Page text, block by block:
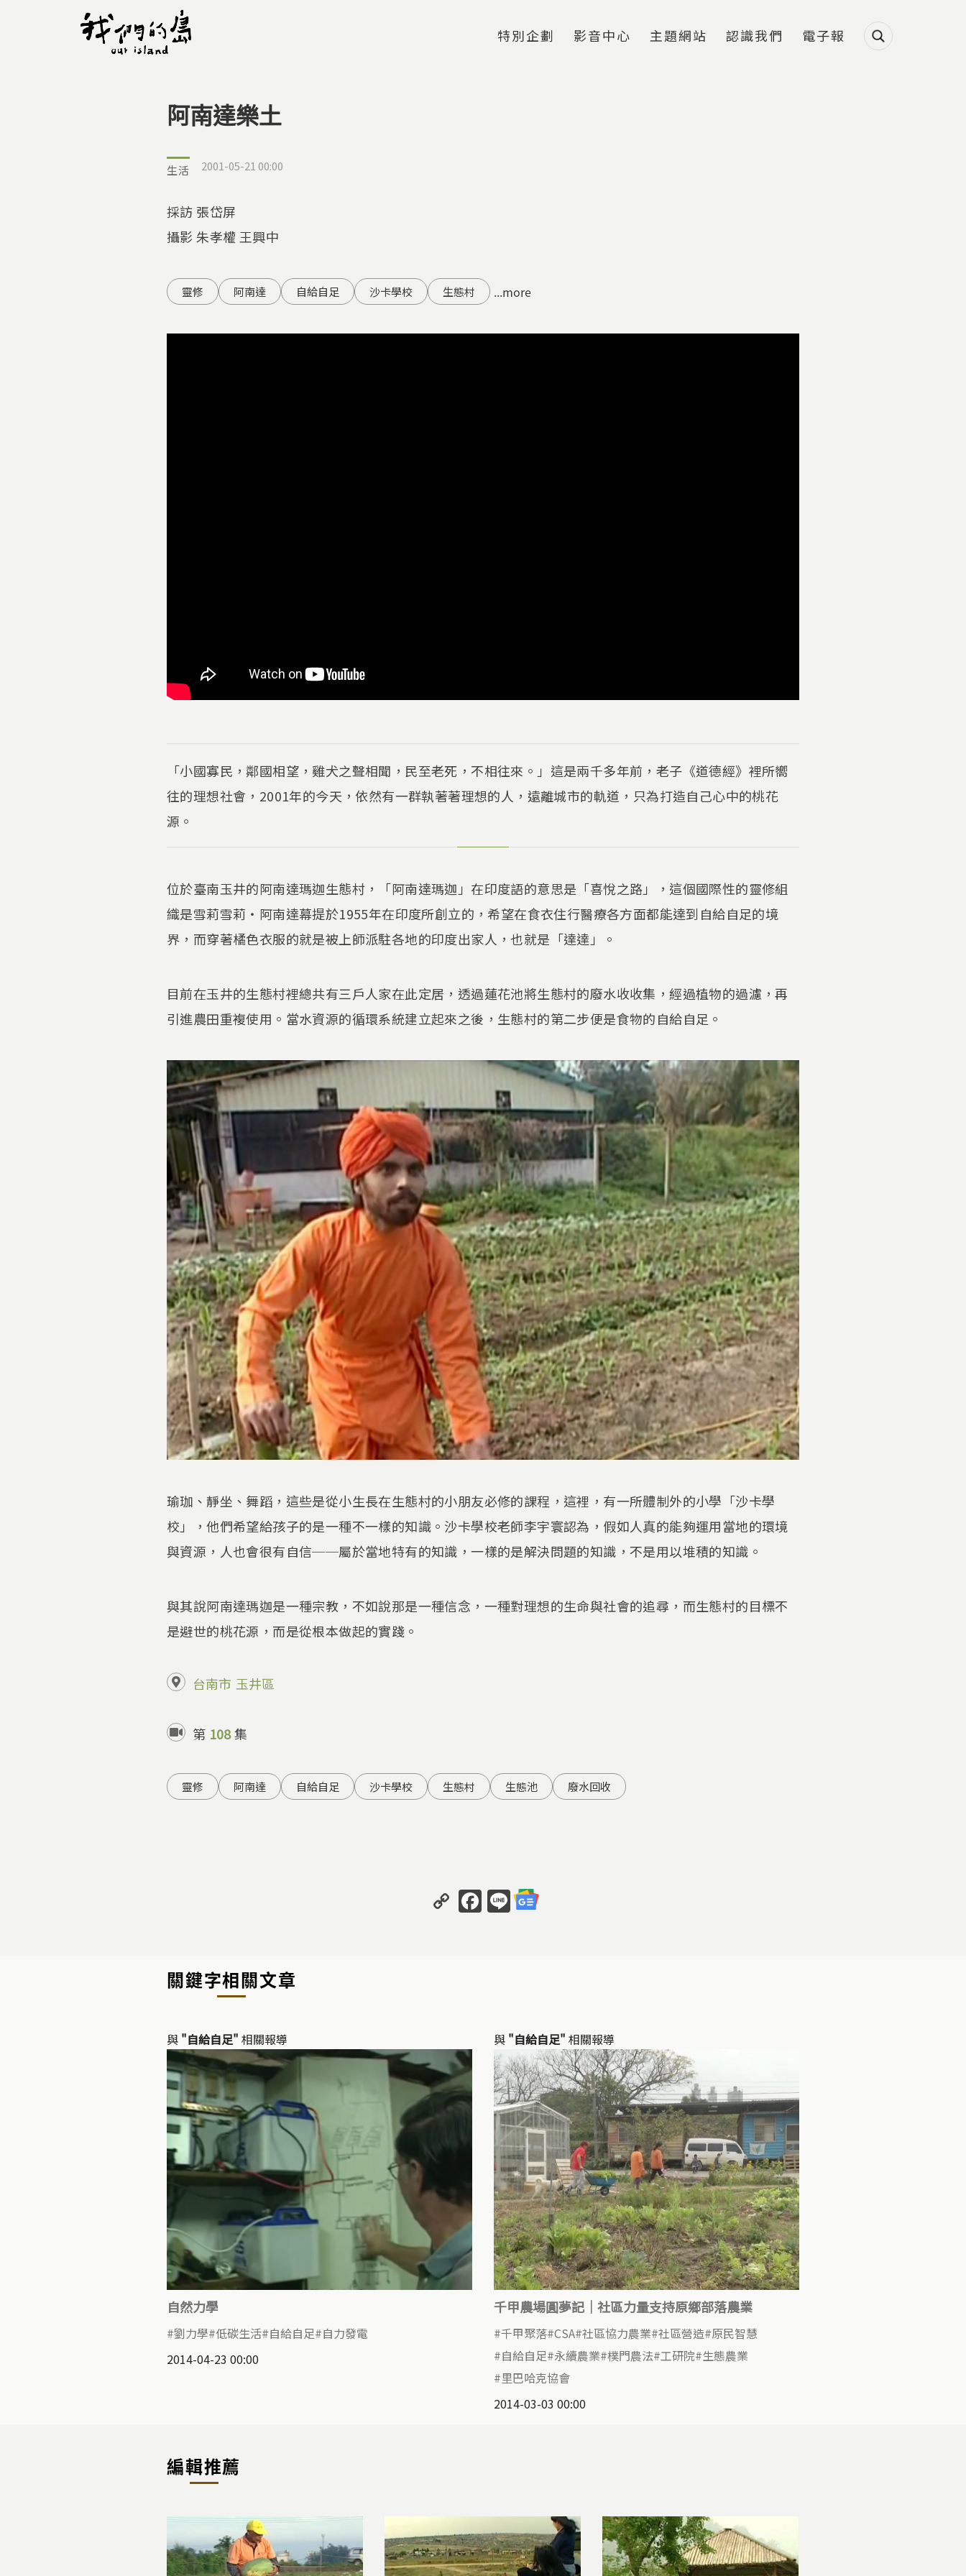
特別企劃 影音中心 主題網站 認識我們 電子報
您在這裡
阿南達樂土
生活 2001-05-21 00:00
採訪 張岱屏
攝影 朱孝權 王興中
靈修 阿南達 自給自足 沙卡學校 生態村 ...more
「小國寡民，鄰國相望，雞犬之聲相聞，民至老死，不相往來。」這是兩千多年前，老子《道德經》裡所嚮
往的理想社會，2001年的今天，依然有一群執著著理想的人，遠離城市的軌道，只為打造自己心中的桃花
源。
位於臺南玉井的阿南達瑪迦生態村，「阿南達瑪迦」在印度語的意思是「喜悅之路」，這個國際性的靈修組
織是雪莉雪莉‧阿南達幕提於1955年在印度所創立的，希望在食衣住行醫療各方面都能達到自給自足的境
界，而穿著橘色衣服的就是被上師派駐各地的印度出家人，也就是「達達」。
目前在玉井的生態村裡總共有三戶人家在此定居，透過蓮花池將生態村的廢水收收集，經過植物的過濾，再
引進農田重複使用。當水資源的循環系統建立起來之後，生態村的第二步便是食物的自給自足。
瑜珈、靜坐、舞蹈，這些是從小生長在生態村的小朋友必修的課程，這裡，有一所體制外的小學「沙卡學
校」，他們希望給孩子的是一種不一樣的知識。沙卡學校老師李宇寰認為，假如人真的能夠運用當地的環境
與資源，人也會很有自信──屬於當地特有的知識，一樣的是解決問題的知識，不是用以堆積的知識。
與其說阿南達瑪迦是一種宗教，不如說那是一種信念，一種對理想的生命與社會的追尋，而生態村的目標不
是避世的桃花源，而是從根本做起的實踐。
台南市 玉井區
第 108集
靈修 阿南達 自給自足 沙卡學校 生態村 生態池 廢水回收
Copy
Link
Facebook
Line
關鍵字相關文章
與 "自給自足" 相關報導
自然力學
劉力學 低碳生活 自給自足 自力發電
2014-04-23 00:00
與 "自給自足" 相關報導
千甲農場圓夢記｜社區力量支持原鄉部落農業
千甲聚落 CSA 社區協力農業 社區營造 原民智慧
自給自足 永續農業 樸門農法 工研院 生態農業
里巴哈克協會
2014-03-03 00:00
編輯推薦